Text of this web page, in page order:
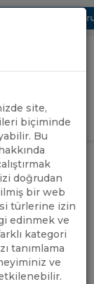
Vize
GİRİŞ YAP
site,
biçiminde
Bu
doğrudan
bir web
türlerine izin
edinmek ve
kategori
tanımlama
ve